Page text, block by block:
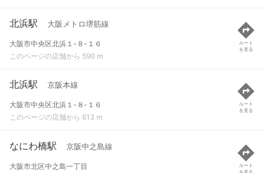
北浜駅 大阪メトロ堺筋線
大阪市中央区北浜１-８-１６
このページの店舗から 590 m
ルート
を見る
北浜駅 京阪本線
大阪市中央区北浜１-８-１６
このページの店舗から 613 m
ルート
を見る
なにわ橋駅 京阪中之島線
大阪市北区中之島一丁目
ルート
を見る